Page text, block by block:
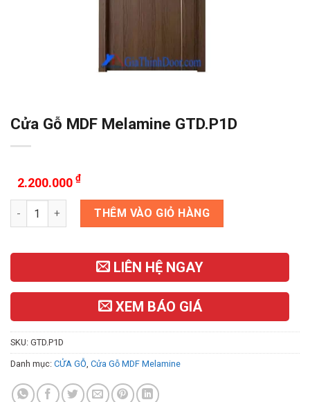
Cửa Gỗ MDF Melamine GTD.P1D
2.200.000 ₫
Cửa Gỗ MDF Melamine GTD.P1D số lượng
THÊM VÀO GIỎ HÀNG
LIÊN HỆ NGAY
XEM BÁO GIÁ
SKU: GTD.P1D
Danh mục: CỬA GỖ, Cửa Gỗ MDF Melamine